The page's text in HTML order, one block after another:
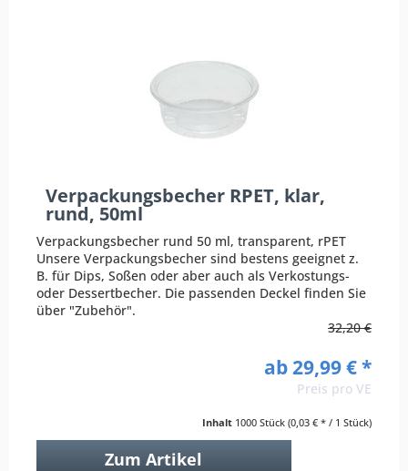
Verpackungsbecher RPET, klar,
rund, 50ml
Verpackungsbecher rund 50 ml, transparent, rPET
Unsere Verpackungsbecher sind bestens geeignet z.
B. für Dips, Soßen oder aber auch als Verkostungs-
oder Dessertbecher. Die passenden Deckel finden Sie
über "Zubehör".
32,20 €
ab 29,99 € *
Preis pro VE
Inhalt 1000 Stück (0,03 € * / 1 Stück)
Zum Artikel